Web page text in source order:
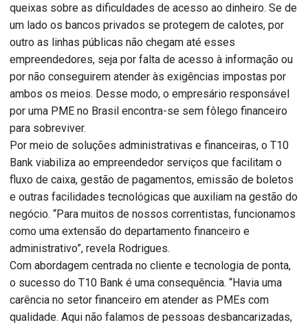
queixas sobre as dificuldades de acesso ao dinheiro. Se de
um lado os bancos privados se protegem de calotes, por
outro as linhas públicas não chegam até esses
empreendedores, seja por falta de acesso à informação ou
por não conseguirem atender às exigências impostas por
ambos os meios. Desse modo, o empresário responsável
por uma PME no Brasil encontra-se sem fôlego financeiro
para sobreviver.
Por meio de soluções administrativas e financeiras, o T10
Bank viabiliza ao empreendedor serviços que facilitam o
fluxo de caixa, gestão de pagamentos, emissão de boletos
e outras facilidades tecnológicas que auxiliam na gestão do
negócio. “Para muitos de nossos correntistas, funcionamos
como uma extensão do departamento financeiro e
administrativo”, revela Rodrigues.
Com abordagem centrada no cliente e tecnologia de ponta,
o sucesso do T10 Bank é uma consequência. “Havia uma
carência no setor financeiro em atender as PMEs com
qualidade. Aqui não falamos de pessoas desbancarizadas,